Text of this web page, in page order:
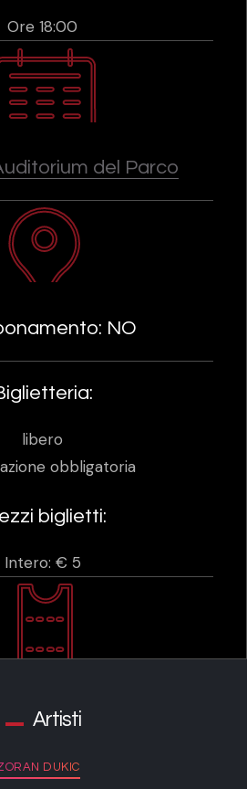
Ore 18:00
del Parco
NO
libero
obbligatoria
biglietti:
Intero: € 5
Artisti
DUKIC